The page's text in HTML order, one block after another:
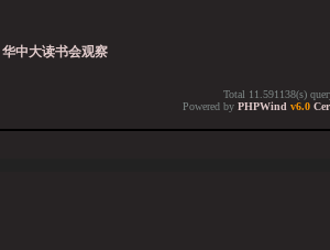
华中大读书会观察
Total 11.591138(s)
Powered by PHPWind v6.0